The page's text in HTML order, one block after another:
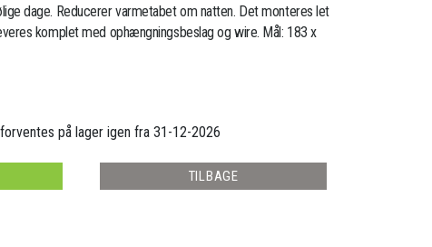
dage. Reducerer varmetabet om natten. Det monteres let
komplet med ophængningsbeslag og wire. Mål: 183 x
på lager igen fra 31-12-2026
TILBAGE